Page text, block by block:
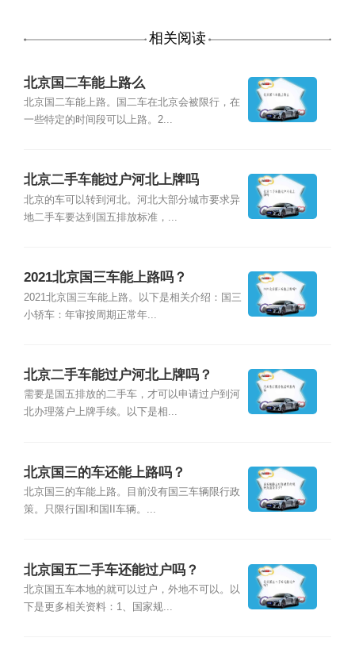
相关阅读
北京国二车能上路么
北京国二车能上路。国二车在北京会被限行，在
一些特定的时间段可以上路。2...
北京二手车能过户河北上牌吗
北京的车可以转到河北。河北大部分城市要求异
地二手车要达到国五排放标准，...
2021北京国三车能上路吗？
2021北京国三车能上路。以下是相关介绍：国三
小轿车：年审按周期正常年...
北京二手车能过户河北上牌吗？
需要是国五排放的二手车，才可以申请过户到河
北办理落户上牌手续。以下是相...
北京国三的车还能上路吗？
北京国三的车能上路。目前没有国三车辆限行政
策。只限行国I和国II车辆。...
北京国五二手车还能过户吗？
北京国五车本地的就可以过户，外地不可以。以
下是更多相关资料：1、国家规...